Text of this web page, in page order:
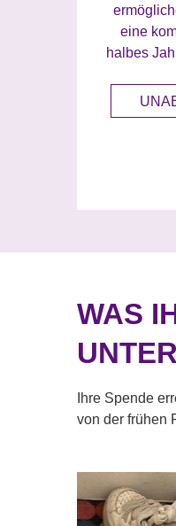
eine
halbes
WAS
Ihre Spende
von der frühen